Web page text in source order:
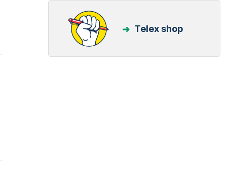
Telex shop